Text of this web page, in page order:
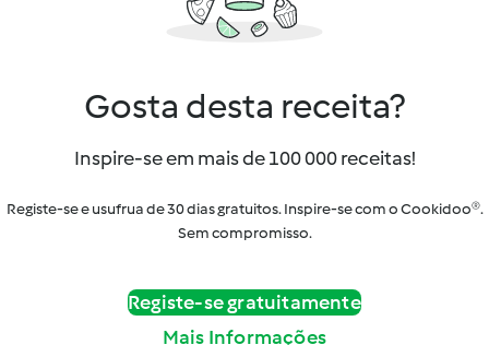
Gosta desta receita?
Inspire-se em mais de 100 000 receitas!
Registe-se e usufrua de 30 dias gratuitos. Inspire-se com o Cookidoo®.
Sem compromisso.
Registe-se gratuitamente
Mais Informações